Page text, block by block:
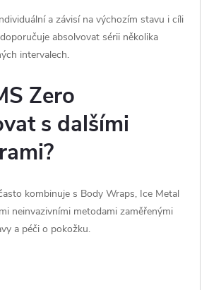
a závisí na výchozím stavu i cíli
absolvovat sérii několika
intervalech.
Zero
s dalšími
kombinuje s Body Wraps, Ice Metal
neinvazivními metodami zaměřenými
a péči o pokožku.